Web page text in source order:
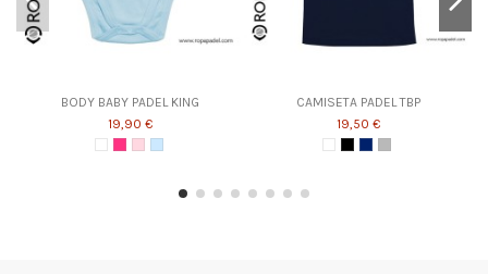
BODY BABY PADEL KING
19,90 €
CAMISETA PADEL TBP
19,50 €